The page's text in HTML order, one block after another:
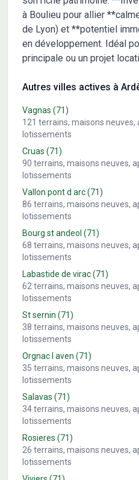
à Boulieu pour allier
de Lyon) et **potentiel
en développement. Idéal
principale ou un projet
Autres villes actives à
Vagnas (71)
121 terrains, maisons
lotissements
Cruas (71)
90 terrains, maisons neuves,
lotissements
Vallon pont d arc(71)
86 terrains, maisons neuves,
lotissements
Bourg st andeol (71)
68 terrains, maisons neuves,
lotissements
Labastide de virac(71)
62 terrains, maisons neuves,
lotissements
St sernin (71)
38 terrains, maisons neuves,
lotissements
Orgnac l aven (71)
35 terrains, maisons neuves,
lotissements
Salavas (71)
34terrains, maisons neuves,
lotissements
Rosieres (71)
26 terrains, maisons neuves,
lotissements